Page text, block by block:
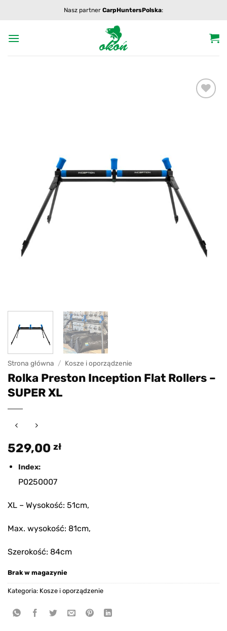
Nasz partner CarpHuntersPolska:
Strona główna / Kosze i oporządzenie
Rolka Preston Inception Flat Rollers –
SUPER XL
529,00 zł
Index:
P0250007
XL – Wysokość: 51cm,
Max. wysokość: 81cm,
Szerokość: 84cm
Brak w magazynie
Kategoria: Kosze i oporządzenie